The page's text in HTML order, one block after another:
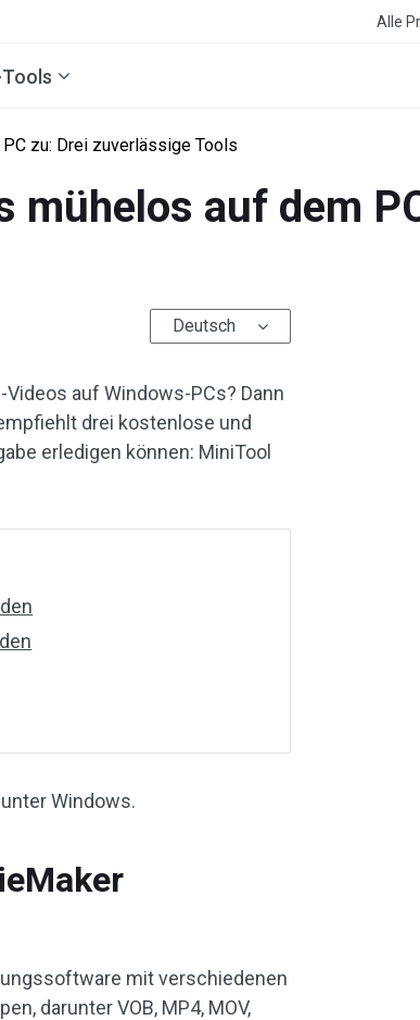
Alle
zu: Drei zuverlässige Tools
mühelos auf dem
Deutsch
auf Windows-PCs? Dann
drei kostenlose und
erledigen können: MiniTool
Windows.
mit verschiedenen
darunter VOB, MP4, MOV,